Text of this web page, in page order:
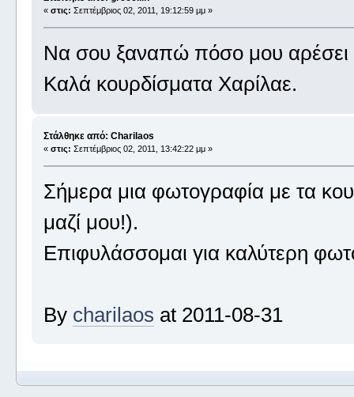
« στις: Σεπτέμβριος 02, 2011, 19:12:59 μμ »
Να σου ξαναπώ πόσο μου αρέσει
Καλά κουρδίσματα Χαρίλαε.
Στάλθηκε από: Charilaos
« στις: Σεπτέμβριος 02, 2011, 13:42:22 μμ »
Σήμερα μια φωτογραφία με τα
μαζί μου!).
Επιφυλάσσομαι για καλύτερη
By charilaos at 2011-08-31